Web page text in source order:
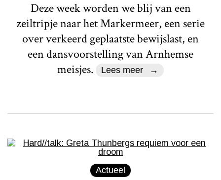
Deze week worden we blij van een
zeiltripje naar het Markermeer, een serie
over verkeerd geplaatste bewijslast, en
een dansvoorstelling van Arnhemse
meisjes.
Lees meer
Actueel